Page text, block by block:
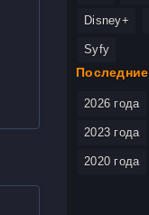
Disney+
Syfy
2026 года
2023 года
2020 года